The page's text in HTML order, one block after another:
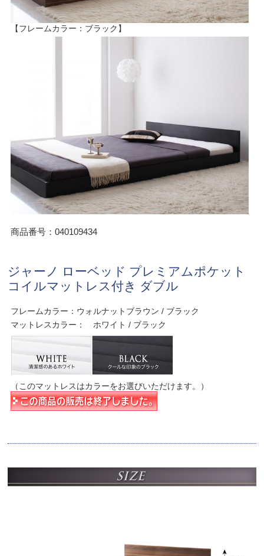
【フレームカラー：ブラック】
商品番号：040109434
ジャーノ ローベッド プレミアムポケット
コイルマットレス付き ダブル
フレームカラー：ウォルナットブラウン / ブラック
マットレスカラー： ホワイト / ブラック
（このマットレスはカラーをお選びいただけます。）